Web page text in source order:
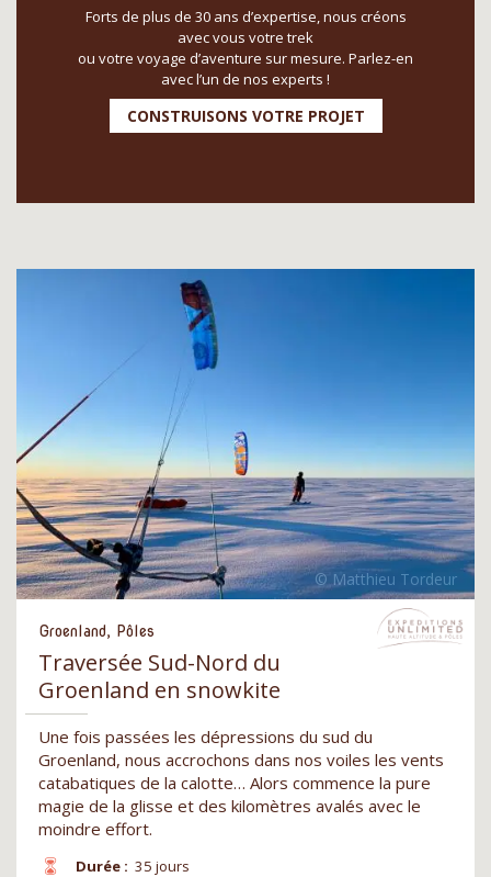
Forts de plus de 30 ans d’expertise, nous créons
avec vous votre trek
ou votre voyage d’aventure sur mesure. Parlez-en
avec l’un de nos experts !
CONSTRUISONS VOTRE PROJET
Groenland, Pôles
Traversée Sud-Nord du
Groenland en snowkite
Une fois passées les dépressions du sud du
Groenland, nous accrochons dans nos voiles les vents
catabatiques de la calotte… Alors commence la pure
magie de la glisse et des kilomètres avalés avec le
moindre effort.
Durée : 35 jours